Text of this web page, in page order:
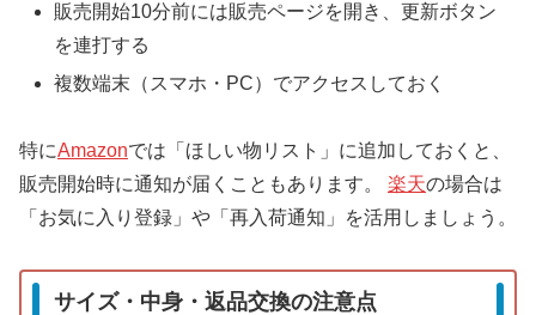
販売開始10分前には販売ページを開き、更新ボタン
を連打する
複数端末（スマホ・PC）でアクセスしておく
特にAmazonでは「ほしい物リスト」に追加しておくと、
販売開始時に通知が届くこともあります。 楽天の場合は
「お気に入り登録」や「再入荷通知」を活用しましょう。
サイズ・中身・返品交換の注意点